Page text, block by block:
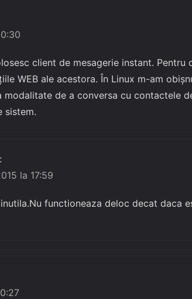
client de mesagerie instant. Pentru
WEB ale acestora. În Linux m-am
modalitate de a conversa cu contactele
sistem.
la 17:59
functioneaza deloc decat daca